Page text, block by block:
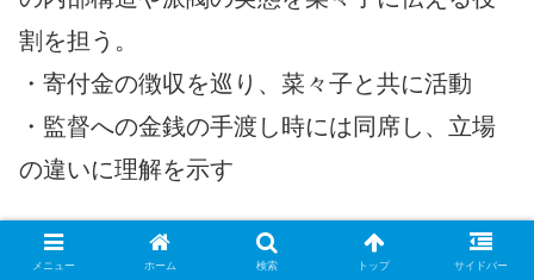
割を担う。
・寄付金の徴収を巡り、菜々子と共に活動
・監督への金銭の手渡し時には同席し、立場
の違いに理解を示す
江波 政志
メニュー ホーム 検索 トップ サイドバー